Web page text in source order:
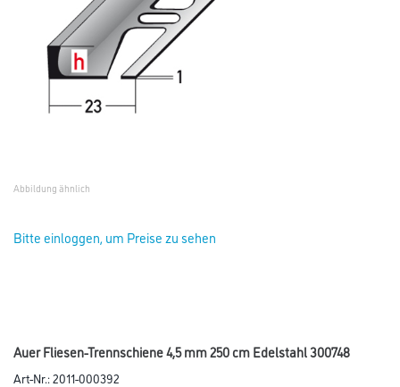
Abbildung ähnlich
Bitte einloggen, um Preise zu sehen
Auer Fliesen-Trennschiene 4,5 mm 250 cm Edelstahl 300748
Art-Nr.:2011-000392